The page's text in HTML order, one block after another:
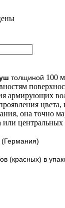
толщиной 100
армирующих
она точно
или центральных
(Германия)
(красных) в